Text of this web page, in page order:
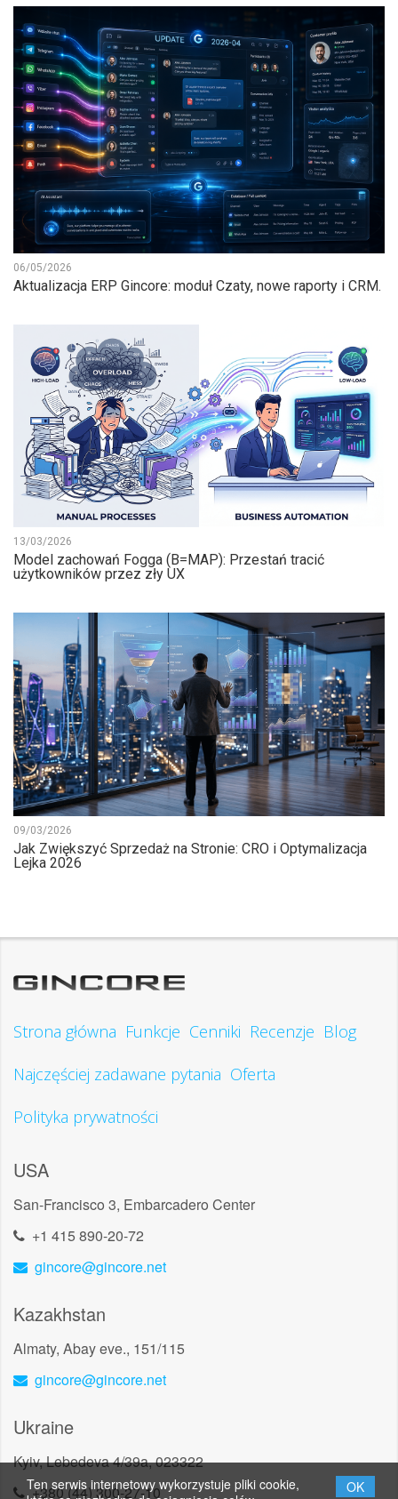
06/05/2026
Aktualizacja ERP Gincore: moduł Czaty, nowe raporty i CRM.
13/03/2026
Model zachowań Fogga (B=MAP): Przestań tracić
użytkowników przez zły UX
09/03/2026
Jak Zwiększyć Sprzedaż na Stronie: CRO i Optymalizacja
Lejka 2026
Strona główna Funkcje Cenniki Recenzje Blog
Najczęściej zadawane pytania Oferta
Polityka prywatności
USA
San-Francisco 3, Embarcadero Center
+1 415 890-20-72
gincore@gincore.net
Kazakhstan
Almaty, Abay eve., 151/115
gincore@gincore.net
Ukraine
Kyiv, Lebedeva 4/39a, 023322
+380 (44) 300-27-10
Ten serwis internetowy wykorzystuje pliki cookie,
OK